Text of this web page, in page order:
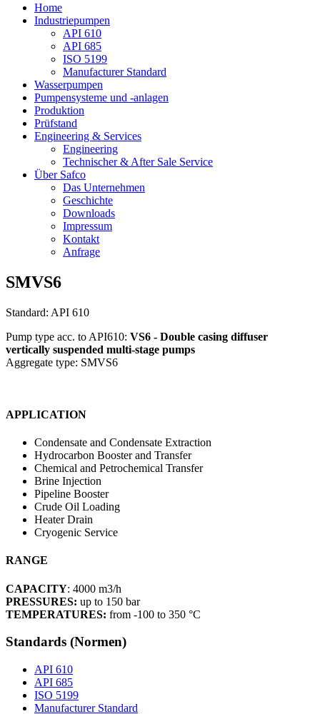
Home
Industriepumpen
API 610
API 685
ISO 5199
Manufacturer Standard
Wasserpumpen
Pumpensysteme und -anlagen
Produktion
Prüfstand
Engineering & Services
Engineering
Technischer & After Sale Service
Über Safco
Das Unternehmen
Geschichte
Downloads
Impressum
Kontakt
Anfrage
SMVS6
Standard: API 610
Pump type acc. to API610: VS6 - Double casing diffuser
vertically suspended multi-stage pumps
Aggregate type: SMVS6
APPLICATION
Condensate and Condensate Extraction
Hydrocarbon Booster and Transfer
Chemical and Petrochemical Transfer
Brine Injection
Pipeline Booster
Crude Oil Loading
Heater Drain
Cryogenic Service
RANGE
CAPACITY: 4000 m3/h
PRESSURES: up to 150 bar
TEMPERATURES: from -100 to 350 °C
Standards (Normen)
API 610
API 685
ISO 5199
Manufacturer Standard